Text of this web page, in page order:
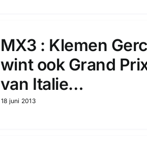
MX3 : Klemen
wint ook Grand
van Italie…
18 juni 2013